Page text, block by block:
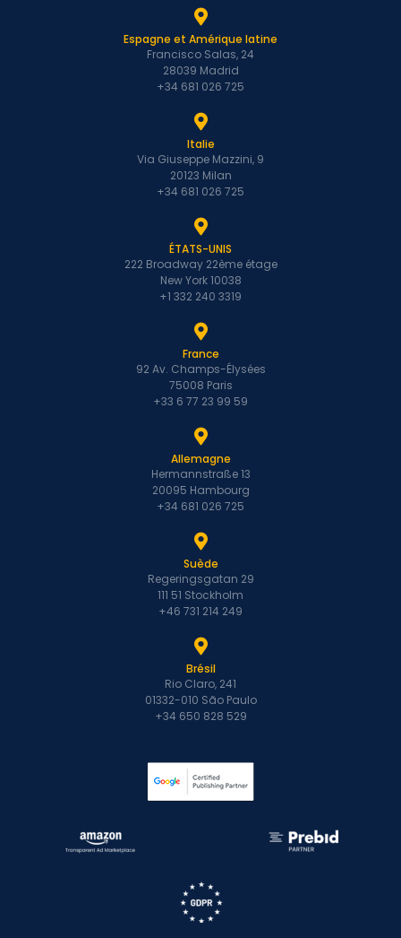
Espagne et Amérique latine
Francisco Salas, 24
28039 Madrid
+34 681 026 725
Italie
Via Giuseppe Mazzini, 9
20123 Milan
+34 681 026 725
ÉTATS-UNIS
222 Broadway 22ème étage
New York 10038
+1 332 240 3319
France
92 Av. Champs-Élysées
75008 Paris
+33 6 77 23 99 59
Allemagne
Hermannstraße 13
20095 Hambourg
+34 681 026 725
Suède
Regeringsgatan 29
111 51 Stockholm
+46 731 214 249
Brésil
Rio Claro, 241
01332-010 São Paulo
+34 650 828 529